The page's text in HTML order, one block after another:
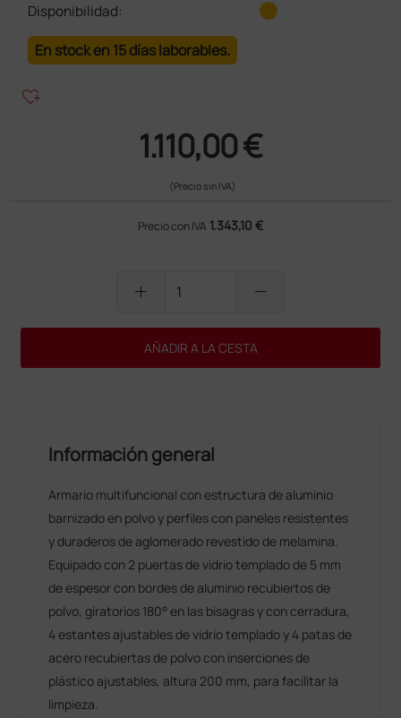
Disponibilidad:
En stock en 15 días laborables.
heart_plus
1.110,00 €
(Precio sin IVA)
Precio con IVA 1.343,10 €
add remove
AÑADIR A LA CESTA
Información general
Armario multifuncional con estructura de aluminio
barnizado en polvo y perfiles con paneles resistentes
y duraderos de aglomerado revestido de melamina.
Equipado con 2 puertas de vidrio templado de 5 mm
de espesor con bordes de aluminio recubiertos de
polvo, giratorios 180° en las bisagras y con cerradura,
4 estantes ajustables de vidrio templado y 4 patas de
acero recubiertas de polvo con inserciones de
plástico ajustables, altura 200 mm, para facilitar la
limpieza.